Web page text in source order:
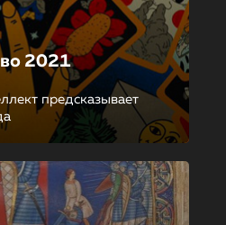
2021
предсказывает